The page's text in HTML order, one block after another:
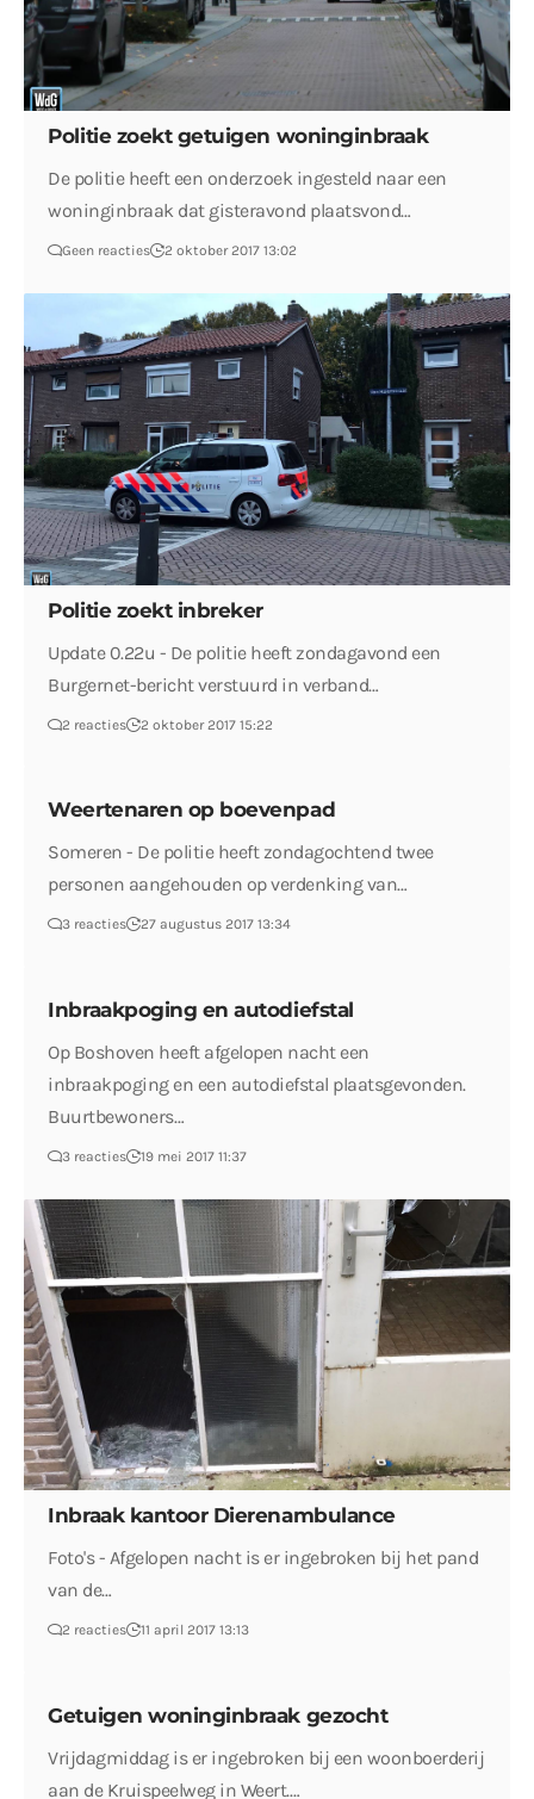
Politie zoekt getuigen woninginbraak
De politie heeft een onderzoek ingesteld naar een
woninginbraak dat gisteravond plaatsvond…
Geen reacties 2 oktober 2017 13:02
Politie zoekt inbreker
Update 0.22u - De politie heeft zondagavond een
Burgernet-bericht verstuurd in verband…
2 reacties 2 oktober 2017 15:22
Weertenaren op boevenpad
Someren - De politie heeft zondagochtend twee
personen aangehouden op verdenking van…
3 reacties 27 augustus 2017 13:34
Inbraakpoging en autodiefstal
Op Boshoven heeft afgelopen nacht een
inbraakpoging en een autodiefstal plaatsgevonden.
Buurtbewoners…
3 reacties 19 mei 2017 11:37
Inbraak kantoor Dierenambulance
Foto's - Afgelopen nacht is er ingebroken bij het pand
van de…
2 reacties 11 april 2017 13:13
Getuigen woninginbraak gezocht
Vrijdagmiddag is er ingebroken bij een woonboerderij
aan de Kruispeelweg in Weert.…